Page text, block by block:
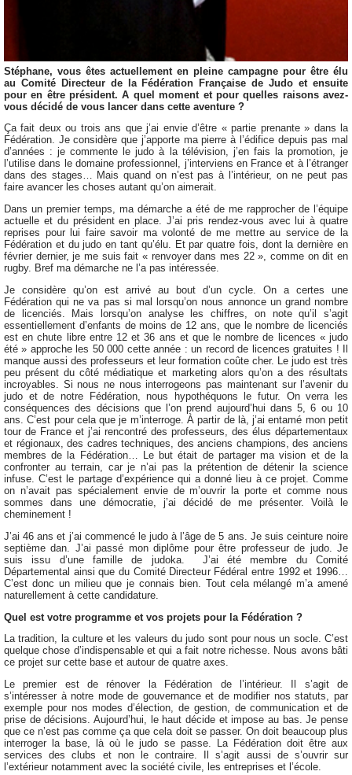
Stéphane, vous êtes actuellement en pleine campagne pour être élu
au Comité Directeur de la Fédération Française de Judo et ensuite
pour en être président. A quel moment et pour quelles raisons avez-
vous décidé de vous lancer dans cette aventure ?
Ça fait deux ou trois ans que j’ai envie d’être « partie prenante » dans la
Fédération. Je considère que j’apporte ma pierre à l’édifice depuis pas mal
d’années : je commente le judo à la télévision, j’en fais la promotion, je
l’utilise dans le domaine professionnel, j’interviens en France et à l’étranger
dans des stages… Mais quand on n’est pas à l’intérieur, on ne peut pas
faire avancer les choses autant qu’on aimerait.
Dans un premier temps, ma démarche a été de me rapprocher de l’équipe
actuelle et du président en place. J’ai pris rendez-vous avec lui à quatre
reprises pour lui faire savoir ma volonté de me mettre au service de la
Fédération et du judo en tant qu’élu. Et par quatre fois, dont la dernière en
février dernier, je me suis fait « renvoyer dans mes 22 », comme on dit en
rugby. Bref ma démarche ne l’a pas intéressée.
Je considère qu’on est arrivé au bout d’un cycle. On a certes une
Fédération qui ne va pas si mal lorsqu’on nous annonce un grand nombre
de licenciés. Mais lorsqu’on analyse les chiffres, on note qu’il s’agit
essentiellement d’enfants de moins de 12 ans, que le nombre de licenciés
est en chute libre entre 12 et 36 ans et que le nombre de licences « judo
été » approche les 50 000 cette année : un record de licences gratuites ! Il
manque aussi des professeurs et leur formation coûte cher. Le judo est très
peu présent du côté médiatique et marketing alors qu’on a des résultats
incroyables. Si nous ne nous interrogeons pas maintenant sur l’avenir du
judo et de notre Fédération, nous hypothéquons le futur. On verra les
conséquences des décisions que l’on prend aujourd’hui dans 5, 6 ou 10
ans. C’est pour cela que je m’interroge. À partir de là, j’ai entamé mon petit
tour de France et j’ai rencontré des professeurs, des élus départementaux
et régionaux, des cadres techniques, des anciens champions, des anciens
membres de la Fédération… Le but était de partager ma vision et de la
confronter au terrain, car je n’ai pas la prétention de détenir la science
infuse. C’est le partage d’expérience qui a donné lieu à ce projet. Comme
on n’avait pas spécialement envie de m’ouvrir la porte et comme nous
sommes dans une démocratie, j’ai décidé de me présenter. Voilà le
cheminement !
J’ai 46 ans et j’ai commencé le judo à l’âge de 5 ans. Je suis ceinture noire
septième dan. J’ai passé mon diplôme pour être professeur de judo. Je
suis issu d’une famille de judoka. J’ai été membre du Comité
Départemental ainsi que du Comité Directeur Fédéral entre 1992 et 1996…
C’est donc un milieu que je connais bien. Tout cela mélangé m’a amené
naturellement à cette candidature.
Quel est votre programme et vos projets pour la Fédération ?
La tradition, la culture et les valeurs du judo sont pour nous un socle. C’est
quelque chose d’indispensable et qui a fait notre richesse. Nous avons bâti
ce projet sur cette base et autour de quatre axes.
Le premier est de rénover la Fédération de l’intérieur. Il s’agit de
s’intéresser à notre mode de gouvernance et de modifier nos statuts, par
exemple pour nos modes d’élection, de gestion, de communication et de
prise de décisions. Aujourd’hui, le haut décide et impose au bas. Je pense
que ce n’est pas comme ça que cela doit se passer. On doit beaucoup plus
interroger la base, là où le judo se passe. La Fédération doit être aux
services des clubs et non le contraire. Il s’agit aussi de s’ouvrir sur
l’extérieur notamment avec la société civile, les entreprises et l’école.